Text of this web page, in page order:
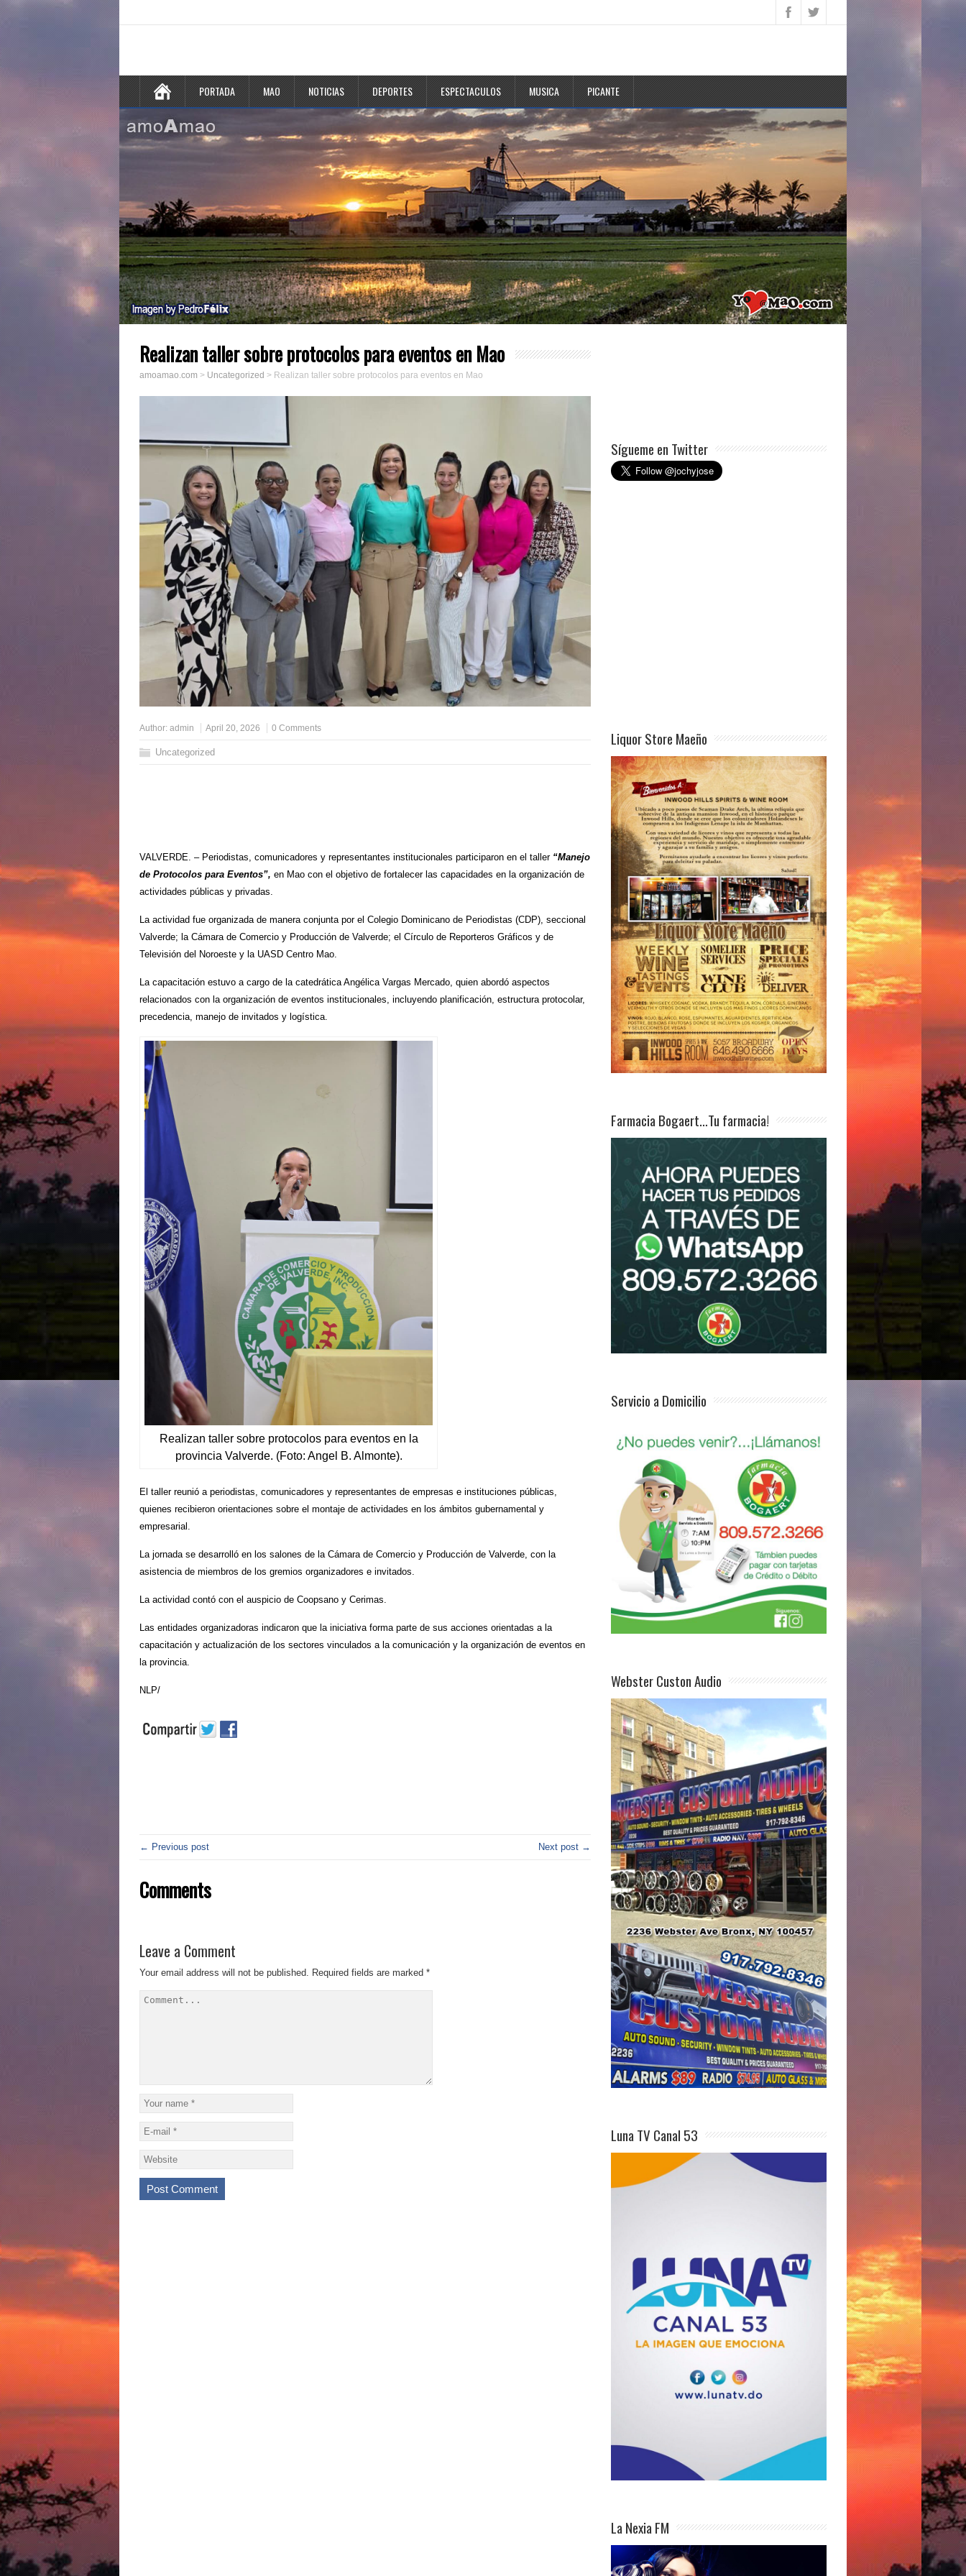
PORTADA MAO NOTICIAS DEPORTES ESPECTACULOS MUSICA PICANTE
Realizan taller sobre protocolos para eventos en Mao
amoamao.com > Uncategorized > Realizan taller sobre protocolos para eventos en Mao
Author: admin April 20, 2026 0 Comments
Uncategorized
VALVERDE. – Periodistas, comunicadores y representantes institucionales participaron en el taller “Manejo
de Protocolos para Eventos”, en Mao con el objetivo de fortalecer las capacidades en la organización de
actividades públicas y privadas.
La actividad fue organizada de manera conjunta por el Colegio Dominicano de Periodistas (CDP), seccional
Valverde; la Cámara de Comercio y Producción de Valverde; el Círculo de Reporteros Gráficos y de
Televisión del Noroeste y la UASD Centro Mao.
La capacitación estuvo a cargo de la catedrática Angélica Vargas Mercado, quien abordó aspectos
relacionados con la organización de eventos institucionales, incluyendo planificación, estructura protocolar,
precedencia, manejo de invitados y logística.
Realizan taller sobre protocolos para eventos en la
provincia Valverde. (Foto: Angel B. Almonte).
El taller reunió a periodistas, comunicadores y representantes de empresas e instituciones públicas,
quienes recibieron orientaciones sobre el montaje de actividades en los ámbitos gubernamental y
empresarial.
La jornada se desarrolló en los salones de la Cámara de Comercio y Producción de Valverde, con la
asistencia de miembros de los gremios organizadores e invitados.
La actividad contó con el auspicio de Coopsano y Cerimas.
Las entidades organizadoras indicaron que la iniciativa forma parte de sus acciones orientadas a la
capacitación y actualización de los sectores vinculados a la comunicación y la organización de eventos en
la provincia.
NLP/
← Previous post Next post →
Comments
Leave a Comment
Your email address will not be published. Required fields are marked *
Sígueme en Twitter
Liquor Store Maeño
Farmacia Bogaert…Tu farmacia!
Servicio a Domicilio
Webster Custon Audio
Luna TV Canal 53
La Nexia FM